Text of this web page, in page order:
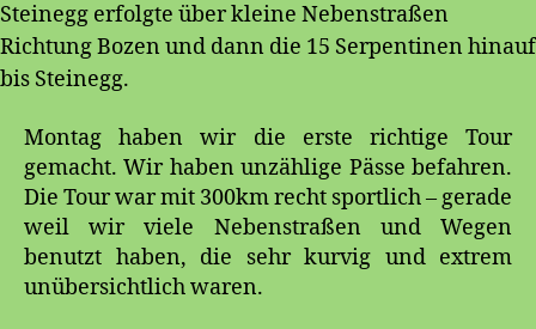
Steinegg erfolgte über kleine Nebenstraßen
Richtung Bozen und dann die 15 Serpentinen hinauf
bis Steinegg.
Montag haben wir die erste richtige Tour
gemacht. Wir haben unzählige Pässe befahren.
Die Tour war mit 300km recht sportlich – gerade
weil wir viele Nebenstraßen und Wegen
benutzt haben, die sehr kurvig und extrem
unübersichtlich waren.